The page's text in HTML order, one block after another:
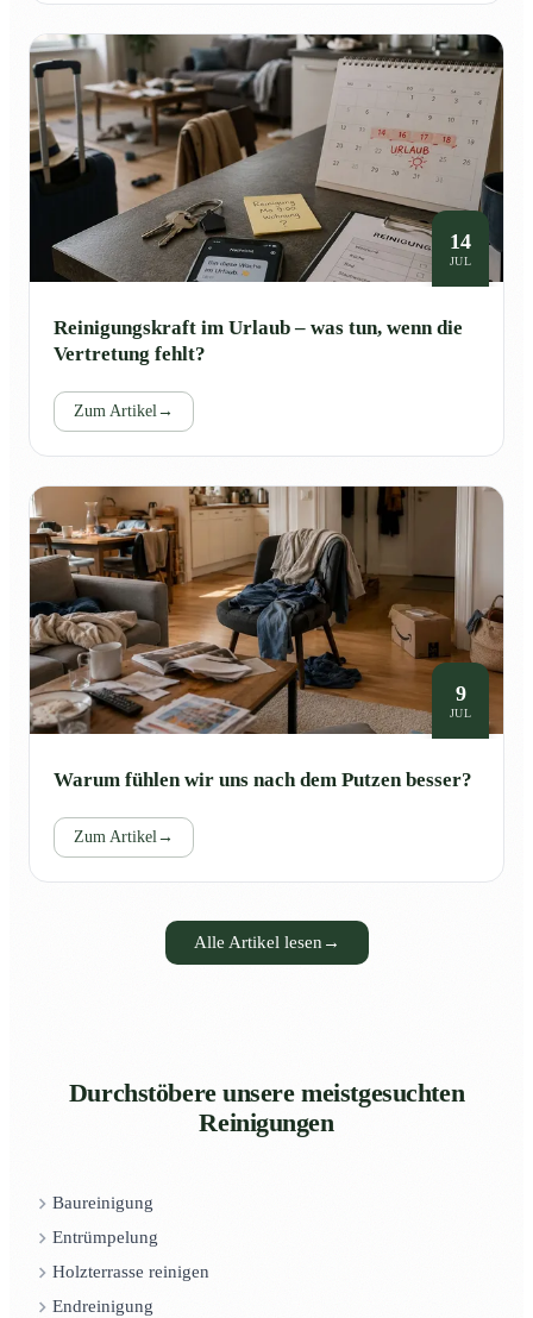
14
JUL
Reinigungskraft im Urlaub – was tun, wenn die
Vertretung fehlt?
Zum Artikel→
9
JUL
Warum fühlen wir uns nach dem Putzen besser?
Zum Artikel→
Alle Artikel lesen →
Durchstöbere unsere meistgesuchten
Reinigungen
Baureinigung
Entrümpelung
Holzterrasse reinigen
Endreinigung